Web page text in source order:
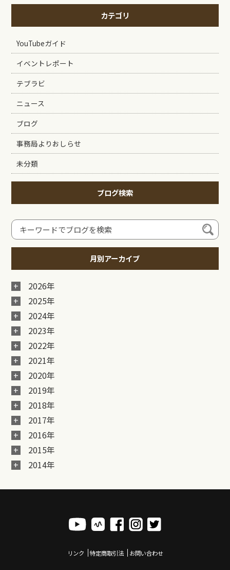
カテゴリ
YouTubeガイド
イベントレポート
テブラビ
ニュース
ブログ
事務局よりおしらせ
未分類
ブログ検索
月別アーカイブ
2026年
2025年
2024年
2023年
2022年
2021年
2020年
2019年
2018年
2017年
2016年
2015年
2014年
リンク 特定商取引法 お問い合わせ